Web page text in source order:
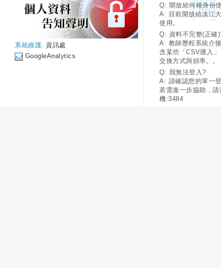
系統維護: 資訊處
GoogleAnalytics
Q: 開放給何種身份
A: 目前開放給淡江
使用。
Q: 資料不完整(正確
A: 教師歷程系統介
含某些「CSV匯入
交換方式與頻率。。
Q: 我無法登入?
A: 請確認您的單一
若需進一步協助，
機:3484